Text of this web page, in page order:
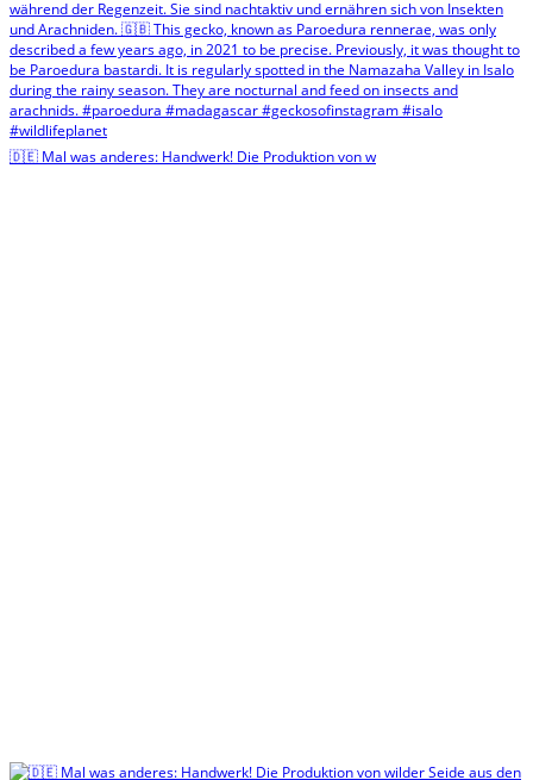
🇩🇪 Mal was anderes: Handwerk! Die Produktion von w